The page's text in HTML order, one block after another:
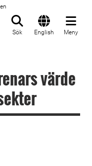
Sök English Meny
värde